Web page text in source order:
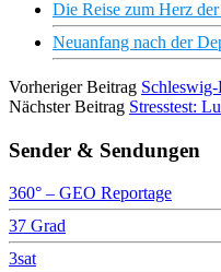
Die Reise zum Herz
Neuanfang nach der
Vorheriger Beitrag
Nächster Beitrag Stresstest:
Sender & Sendungen
360° – GEO Reportage
37 Grad
3sat